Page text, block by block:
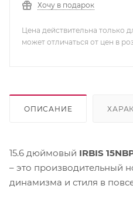
Хочу в подарок
Цена действительна только
может отличаться от цен в
ОПИСАНИЕ
15.6 дюймовый IRBIS
– это производительный
динамизма и стиля в